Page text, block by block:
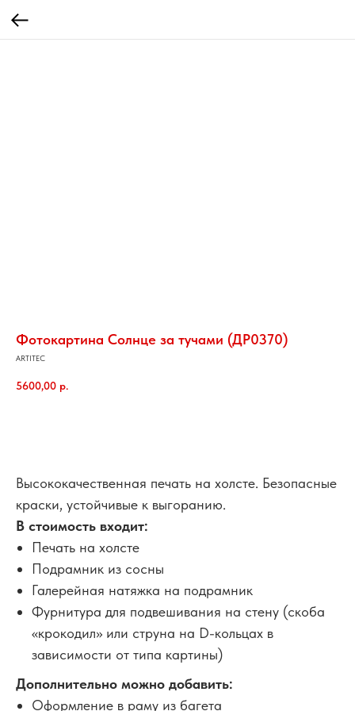
Фотокартина Солнце за тучами (ДР0370)
ARTITEC
5600,00 р.
Высококачественная печать на холсте. Безопасные
краски, устойчивые к выгоранию.
В стоимость входит:
Печать на холсте
Подрамник из сосны
Галерейная натяжка на подрамник
Фурнитура для подвешивания на стену (скоба
«крокодил» или струна на D-кольцах в
зависимости от типа картины)
Дополнительно можно добавить:
Оформление в раму из багета